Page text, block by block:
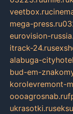
veetbox.ru
mega-press.ru
eurovision-
itrack-24.ru
alabuga-
bud-em-
korolevremont-
oooagrosnab.ru
ukrasotki.ru